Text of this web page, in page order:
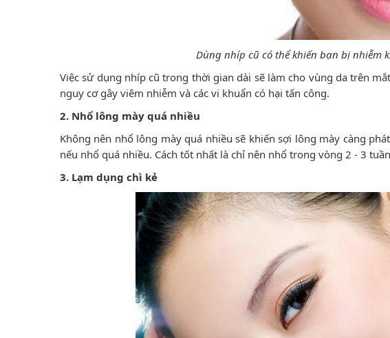
Dùng nhíp cũ có thể khiến bạn bị nhiễm
Việc sử dụng nhíp cũ trong thời gian dài sẽ làm cho vùng da trên
nguy cơ gây viêm nhiễm và các vi khuẩn có hại tấn công.
2. Nhổ lông mày quá nhiều
Không nên nhổ lông mày quá nhiều sẽ khiến sợi lông mày càng
nếu nhổ quá nhiều. Cách tốt nhất là chỉ nên nhổ trong vòng 2 - 3
3. Lạm dụng chì kẻ